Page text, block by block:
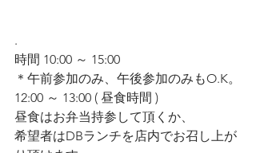
.
時間 10:00 ～ 15:00
＊午前参加のみ、午後参加のみもO.K。
12:00 ～ 13:00 ( 昼食時間 )
昼食はお弁当持参して頂くか、
希望者はDBランチを店内でお召し上が